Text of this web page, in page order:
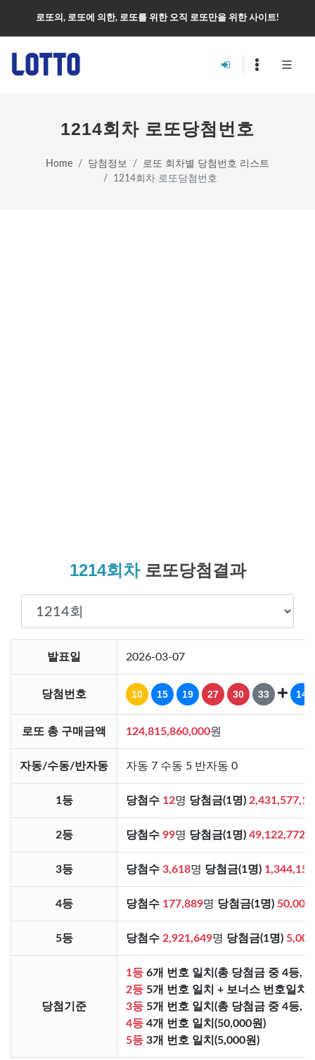
로또의, 로또에 의한, 로또를 위한 오직 로또만을 위한 사이트!
1214회차 로또당첨번호
Home 당첨정보
로또 회차별 당첨번호 리스트
1214회차 로또당첨번호
1214회차로또당첨결과
발표일 2026-03-07
당첨번호 10 15 19 27 30 33 14
로또 총 구매금액 124,815,860,000원
자동/수동/반자동 자동 7 수동 5 반자동 0
1등 당첨수 12명 당첨금(1명)
2등 당첨수 99명 당첨금(1명) 49,122,772
3등 당첨수 3,618명 당첨금(1명) 1,344,156
4등 당첨수 177,889명 당첨금(1명) 50,000
5등 당첨수 2,921,649명 당첨금(1명) 5,000
당첨기준
1등 6개 번호 일치(총 당첨금 중 4등,
2등 5개 번호 일치 + 보너스 번호일치
3등 5개 번호 일치(총 당첨금 중 4등,
4등 4개 번호 일치(50,000원)
5등 3개 번호 일치(5,000원)